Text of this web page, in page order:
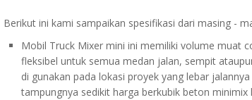
Berikut ini kami sampaikan spesifikasi dari masing -
Mobil Truck Mixer mini ini memiliki volume muat
fleksibel untuk semua medan jalan, sempit
di gunakan pada lokasi proyek yang lebar
tampungnya sedikit harga berkubik beton